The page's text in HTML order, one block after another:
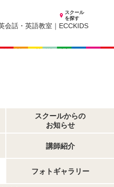
スクール
を探す
東戸塚校
生徒・保護者さまの声
スクールからの
お知らせ
講師紹介
フォトギャラリー